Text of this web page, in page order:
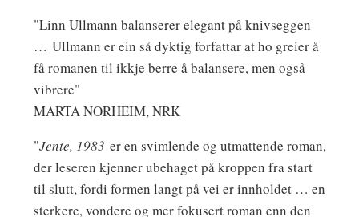
"Linn Ullmann balanserer elegant på knivseggen
… Ullmann er ein så dyktig forfattar at ho greier å
få romanen til ikkje berre å balansere, men også
vibrere"
MARTA NORHEIM, NRK
"Jente, 1983 er en svimlende og utmattende roman,
der leseren kjenner ubehaget på kroppen fra start
til slutt, fordi formen langt på vei er innholdet … en
sterkere, vondere og mer fokusert roman enn den